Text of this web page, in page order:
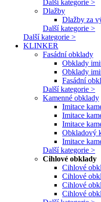
Další kategorie >
Dlažby
Dlažby za
Další kategorie >
Další kategorie >
KLINKER
Fasádní obklady
Obklady
Obklady
Fasádní
Další kategorie >
Kamenné obklady
Imitace
Imitace
Imitace
Obkladový
Imitace
Další kategorie >
Cihlové obklady
Cihlové
Cihlové
Cihlové
Cihlové